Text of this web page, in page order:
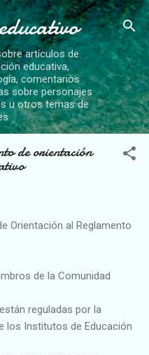
principal
artículos de
educativa,
comentarios
sobre personajes
u otros temas de
de orientación
Orientación al Reglamento
de la Comunidad
reguladas por la
los Institutos de Educación